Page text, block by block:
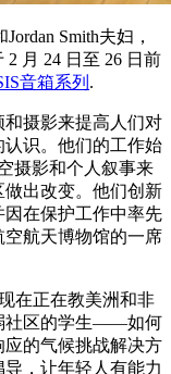
Smith夫妇，
2 月 24 日至 26 日前
音箱系列 .
摄影来提高人们对
识。他们的工作始
摄影和个人叙事来
出改变。他们创新
在保护工作中率先
航天博物馆的一席
在正在教美洲和非
社区的学生——如何
的气候挑战解决方
，让年轻人有能力